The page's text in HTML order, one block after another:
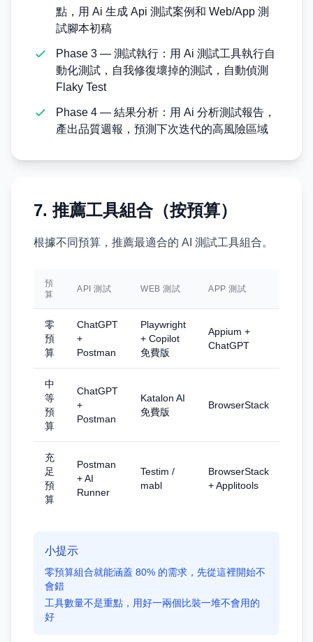
點，用 Ai 生成 Api 測試案例和 Web/App 測
試腳本初稿
Phase 3 — 測試執行：用 Ai 測試工具執行自
動化測試，自我修復壞掉的測試，自動偵測
Flaky Test
Phase 4 — 結果分析：用 Ai 分析測試報告，
產出品質週報，預測下次迭代的高風險區域
7. 推薦工具組合（按預算）
根據不同預算，推薦最適合的 AI 測試工具組合。
預
算
API 測試 WEB 測試 APP 測試
零
預
算
ChatGPT
+
Postman
Playwright
+ Copilot
免費版
Appium +
ChatGPT
中
等
預
算
ChatGPT
+
Postman
Katalon AI
免費版
BrowserStack
充
足
預
算
Postman
+ AI
Runner
Testim /
mabl
BrowserStack
+ Applitools
小提示
零預算組合就能涵蓋 80% 的需求，先從這裡開始不
會錯
工具數量不是重點，用好一兩個比裝一堆不會用的
好